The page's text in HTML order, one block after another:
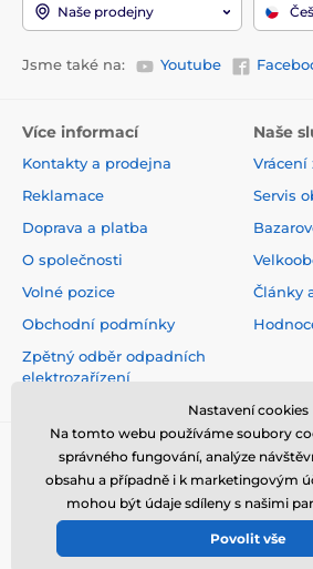
Naše prodejny
Jsme také na: Youtube
Více informací
Kontakty a prodejna
Reklamace
Doprava a platba
O společnosti
Volné pozice
Obchodní podmínky
Zpětný odběr odpadních
elektrozařízení
Naše
Vrácení
Servis
Články
© 2026 www.elektro-obojky.cz ⦁ E-shop
Nastavení cookies
Na tomto webu používáme soubory
správného fungování, analýze
obsahu a případně i k marketingovým
mohou být údaje sdíleny s našimi
Povolit vše